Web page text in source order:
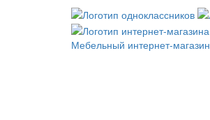
Мебельный интернет-магазин